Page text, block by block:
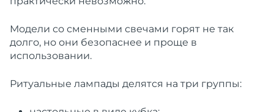
Модели со сменными свечами горят не так
долго, но они безопаснее и проще в
использовании.
Ритуальные лампады делятся на три группы: